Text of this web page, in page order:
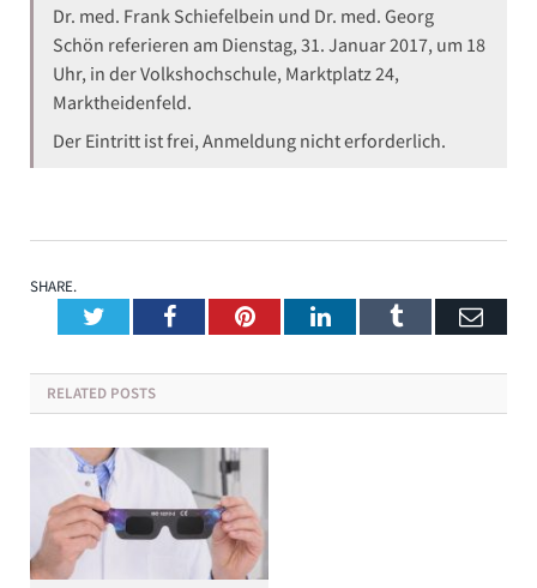
Dr. med. Frank Schiefelbein und Dr. med. Georg
Schön referieren am Dienstag, 31. Januar 2017, um 18
Uhr, in der Volkshochschule, Marktplatz 24,
Marktheidenfeld.
Der Eintritt ist frei, Anmeldung nicht erforderlich.
SHARE.
TwitterFacebookPinterestLinkedInTumblr
RELATED POSTS